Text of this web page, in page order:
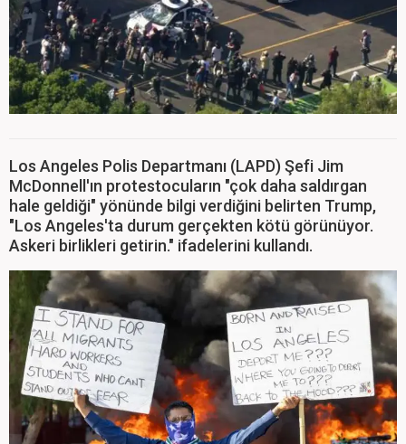
Los Angeles Polis Departmanı (LAPD) Şefi Jim
McDonnell'ın protestocuların "çok daha saldırgan
hale geldiği" yönünde bilgi verdiğini belirten Trump,
"Los Angeles'ta durum gerçekten kötü görünüyor.
Askeri birlikleri getirin." ifadelerini kullandı.